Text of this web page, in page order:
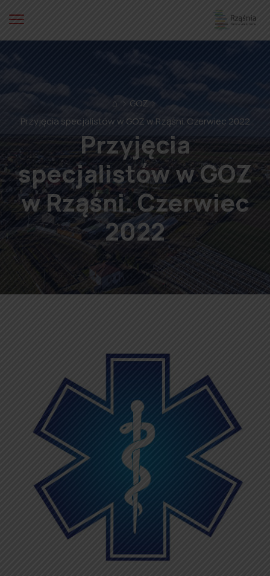
⌂
GOZ
Przyjęcia specjalistów w GOZ w Rząśni. Czerwiec 2022
Przyjęcia
specjalistów w GOZ
w Rząśni. Czerwiec
2022